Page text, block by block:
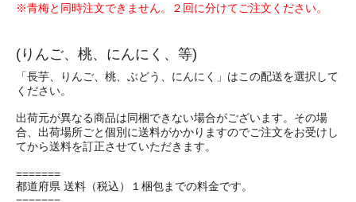
※青梅と同時注文できません。２回に分けてご注文ください。
(りんご、桃、にんにく、等)
「長芋、りんご、桃、ぶどう、にんにく」はこの配送を選択して
ください。
出荷元が異なる商品は同梱できない場合がございます。その場
合、出荷場所ごと個別に送料がかかりますのでご注文をお受けし
てから送料を訂正させていただきます。
=======
都道府県 送料（税込）１梱包までの料金です。